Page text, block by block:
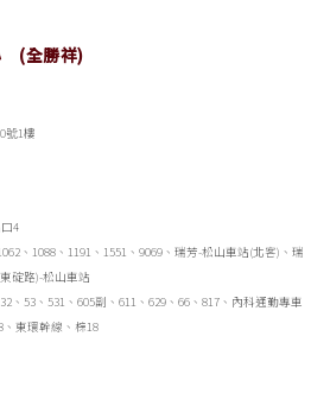
(全勝祥)
號1樓
4
、1088、1191、1551、9069、瑞芳-松山車站(北客)、瑞
碇路)-松山車站
、53、531、605副、611、629、66、817、內科通勤專車
東環幹線、棕18